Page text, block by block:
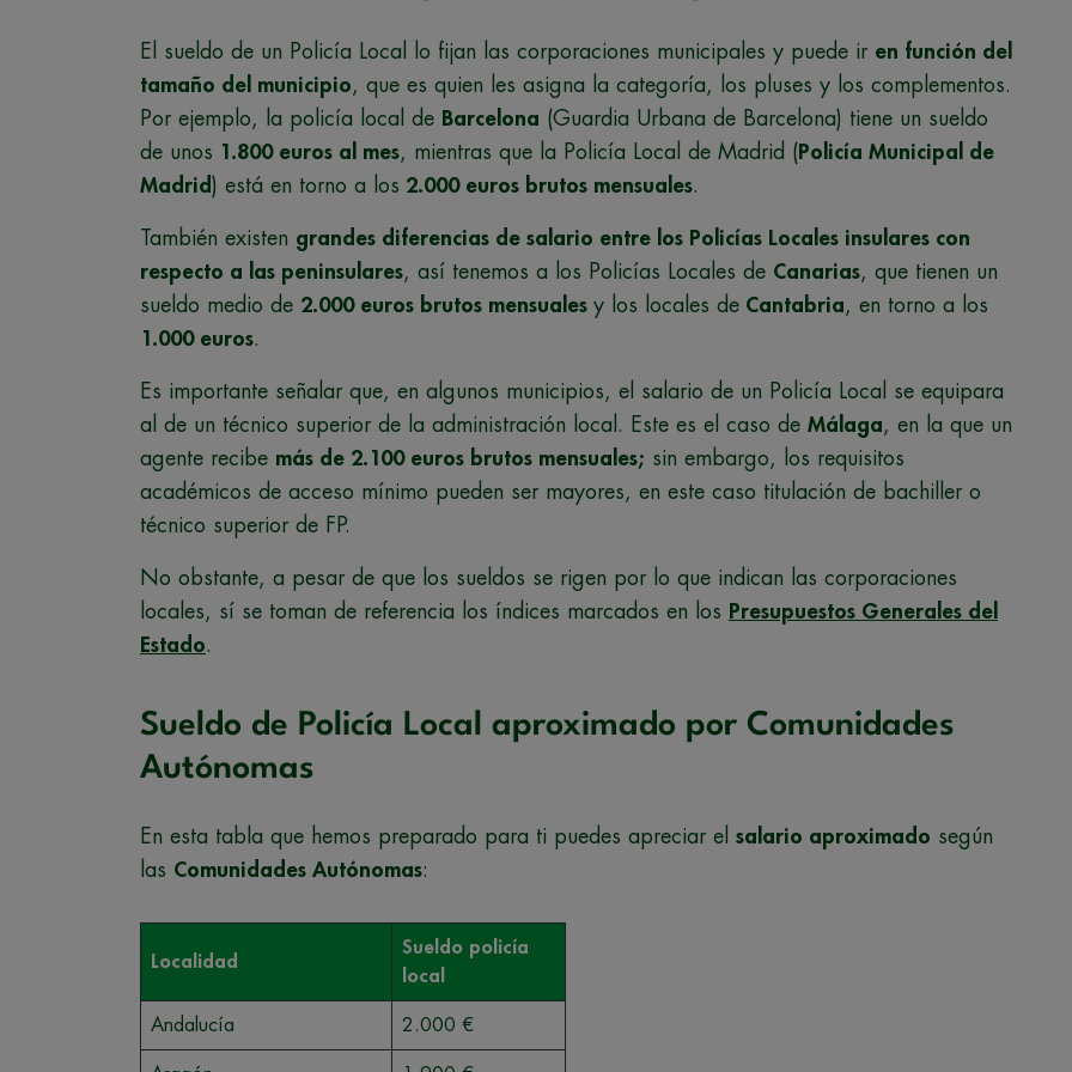
El sueldo de un Policía Local lo fijan las corporaciones municipales y puede ir en función del
tamaño del municipio, que es quien les asigna la categoría, los pluses y los complementos.
Por ejemplo, la policía local de Barcelona (Guardia Urbana de Barcelona) tiene un sueldo
de unos 1.800 euros al mes, mientras que la Policía Local de Madrid ( Policía Municipal de
Madrid ) está en torno a los 2.000 euros brutos mensuales.
También existen grandes diferencias de salario entre los Policías Locales insulares con
respecto a las peninsulares, así tenemos a los Policías Locales de Canarias, que tienen un
sueldo medio de 2.000 euros brutos mensuales y los locales de Cantabria, en torno a los
1.000 euros.
Es importante señalar que, en algunos municipios, el salario de un Policía Local se equipara
al de un técnico superior de la administración local. Este es el caso de Málaga, en la que un
agente recibe más de 2.100 euros brutos mensuales; sin embargo, los requisitos
académicos de acceso mínimo pueden ser mayores, en este caso titulación de bachiller o
técnico superior de FP.
No obstante, a pesar de que los sueldos se rigen por lo que indican las corporaciones
locales, sí se toman de referencia los índices marcados en los Presupuestos Generales del
Estado.
Sueldo de Policía Local aproximado por Comunidades
Autónomas
En esta tabla que hemos preparado para ti puedes apreciar el salario aproximado según
las Comunidades Autónomas:
Localidad
Sueldo policía
local
Andalucía 2.000 €